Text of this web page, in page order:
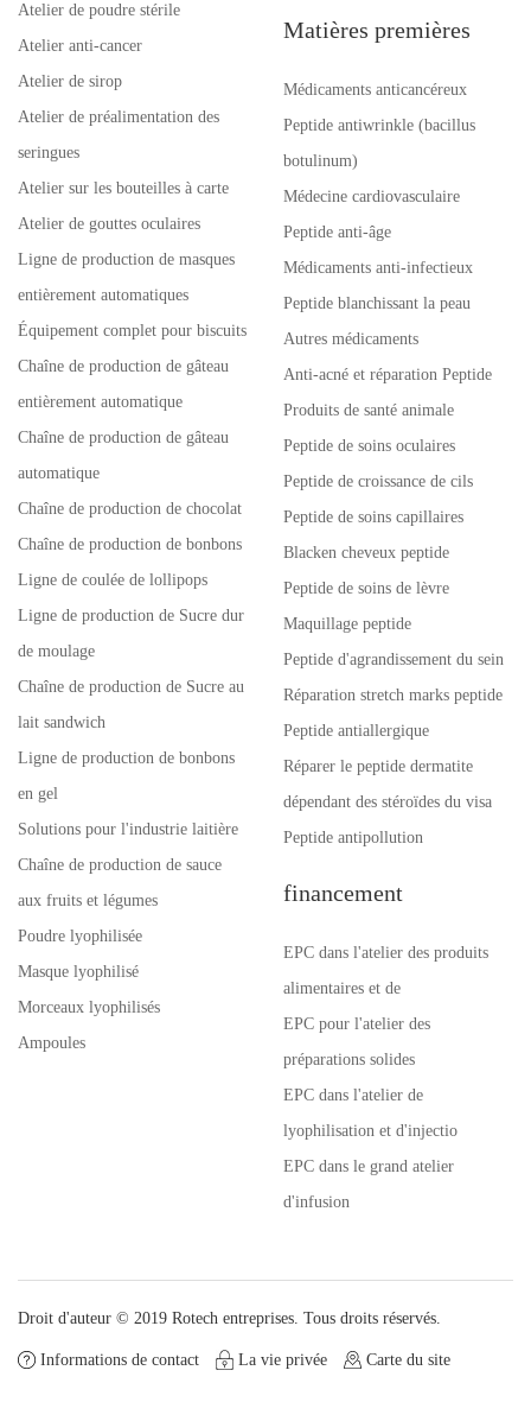
Atelier de poudre stérile
Atelier anti-cancer
Atelier de sirop
Atelier de préalimentation des
seringues
Atelier sur les bouteilles à carte
Atelier de gouttes oculaires
Ligne de production de masques
entièrement automatiques
Équipement complet pour biscuits
Chaîne de production de gâteau
entièrement automatique
Chaîne de production de gâteau
automatique
Chaîne de production de chocolat
Chaîne de production de bonbons
Ligne de coulée de lollipops
Ligne de production de Sucre dur
de moulage
Chaîne de production de Sucre au
lait sandwich
Ligne de production de bonbons
en gel
Solutions pour l'industrie laitière
Chaîne de production de sauce
aux fruits et légumes
Poudre lyophilisée
Masque lyophilisé
Morceaux lyophilisés
Ampoules
Matières premières
Médicaments anticancéreux
Peptide antiwrinkle (bacillus
botulinum)
Médecine cardiovasculaire
Peptide anti-âge
Médicaments anti-infectieux
Peptide blanchissant la peau
Autres médicaments
Anti-acné et réparation Peptide
Produits de santé animale
Peptide de soins oculaires
Peptide de croissance de cils
Peptide de soins capillaires
Blacken cheveux peptide
Peptide de soins de lèvre
Maquillage peptide
Peptide d'agrandissement du sein
Réparation stretch marks peptide
Peptide antiallergique
Réparer le peptide dermatite
dépendant des stéroïdes du visa
Peptide antipollution
financement
EPC dans l'atelier des produits
alimentaires et de
EPC pour l'atelier des
préparations solides
EPC dans l'atelier de
lyophilisation et d'injectio
EPC dans le grand atelier
d'infusion
Droit d'auteur © 2019 Rotech entreprises. Tous droits réservés.
Informations de contact La vie privée Carte du site